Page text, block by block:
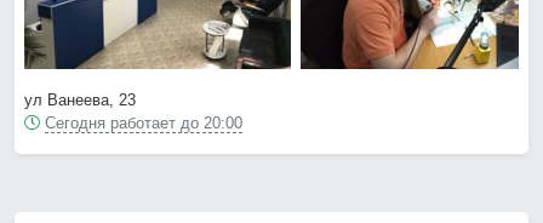
ул Ванеева, 23
Сегодня работает до 20:00